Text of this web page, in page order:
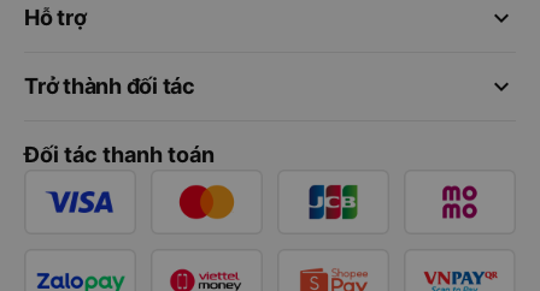
keyboard_arrow_down
Hỗ trợ
keyboard_arrow_down
Trở thành đối tác
Đối tác thanh toán